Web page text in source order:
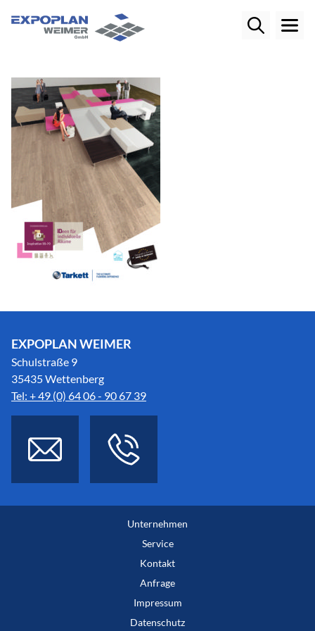
EXPOPLAN WEIMER
Schulstraße 9
35435 Wettenberg
Tel: + 49 (0) 64 06 - 90 67 39
Unternehmen
Service
Kontakt
Anfrage
Impressum
Datenschutz